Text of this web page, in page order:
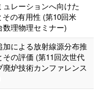
レーションへ向けた
の有用性 (第10回米
理物理セミナー)
による放射線源分布推
その評価 (第11回次世代
廃炉技術カンファレンス